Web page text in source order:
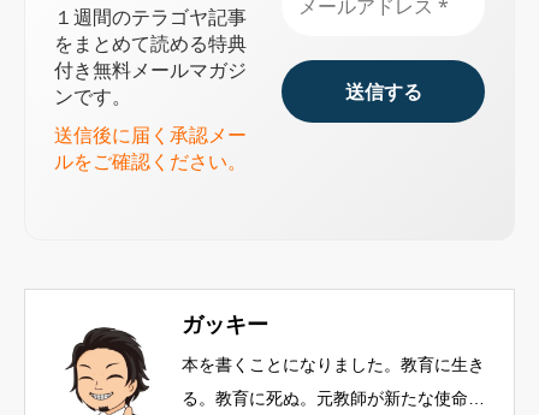
１週間のテラゴヤ記事
をまとめて読める特典
付き無料メールマガジ
ンです。
送信後に届く承認メー
ルをご確認ください。
ガッキー
本を書くことになりました。教育に生き
る。教育に死ぬ。元教師が新たな使命に